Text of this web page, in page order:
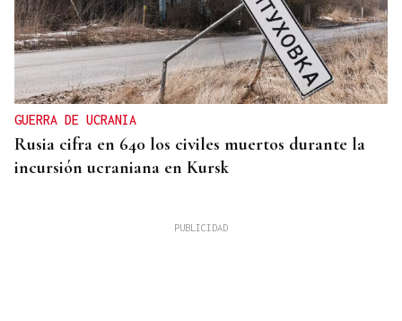
GUERRA DE UCRANIA
Rusia cifra en 640 los civiles muertos durante la
incursión ucraniana en Kursk